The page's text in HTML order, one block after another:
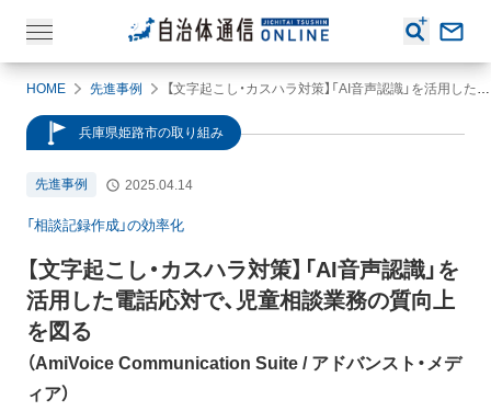
HOME 先進事例 【文字起こし・カスハラ対策】「AI音声認識」を活用した電話応対で、児童相談業務の質向上を図る（AmiVoice Communication Suite / アドバンスト・メディア）
兵庫県姫路市の取り組み
先進事例 2025.04.14
「相談記録作成」の効率化
【文字起こし・カスハラ対策】 「AI音声認識」を
活用した電話応対で、児童相談業務の質向上
を図る
（AmiVoice Communication Suite / アドバンスト・メデ
ィア）